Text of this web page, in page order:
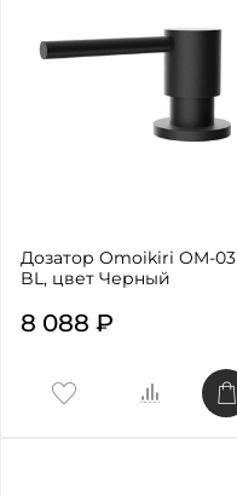
Дозатор Omoikiri OM-03
BL, цвет Черный
8 088 ₽